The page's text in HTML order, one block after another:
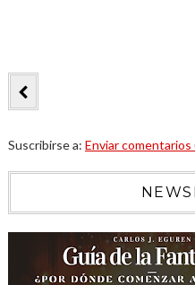
Suscribirse a: Enviar comentarios